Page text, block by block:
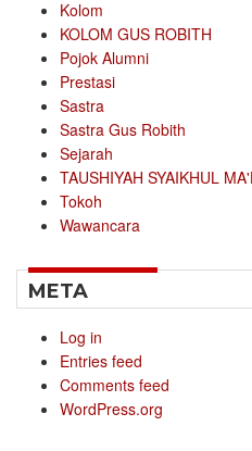
Kolom
KOLOM GUS ROBITH
Pojok Alumni
Prestasi
Sastra
Sastra Gus Robith
Sejarah
TAUSHIYAH SYAIKHUL
Tokoh
Wawancara
META
Log in
Entries feed
Comments feed
WordPress.org